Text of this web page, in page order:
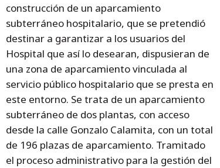
construcción de un aparcamiento
subterráneo hospitalario, que se pretendió
destinar a garantizar a los usuarios del
Hospital que así lo desearan, dispusieran de
una zona de aparcamiento vinculada al
servicio público hospitalario que se presta en
este entorno. Se trata de un aparcamiento
subterráneo de dos plantas, con acceso
desde la calle Gonzalo Calamita, con un total
de 196 plazas de aparcamiento. Tramitado
el proceso administrativo para la gestión del